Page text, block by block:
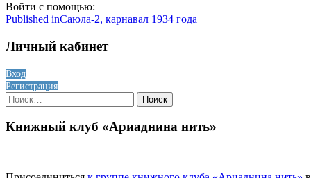
Войти с помощью:
Навигация
по
Published inСаюла-2, карнавал 1934 года
Личный кабинет
Вход
Регистрация
Найти:
Книжный клуб «Ариаднина нить»